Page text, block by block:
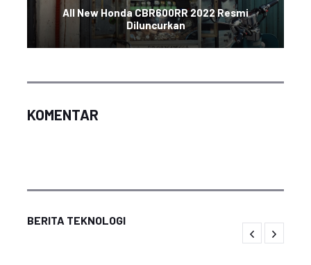
All New Honda CBR600RR 2022 Resmi
Diluncurkan
KOMENTAR
BERITA TEKNOLOGI